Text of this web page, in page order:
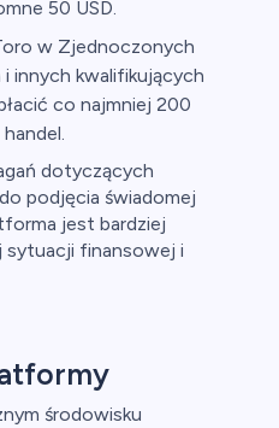
50 USD.
w Zjednoczonych
innych kwalifikujących
co najmniej 200
dotyczących
podjęcia świadomej
jest bardziej
sytuacji finansowej i
środowisku